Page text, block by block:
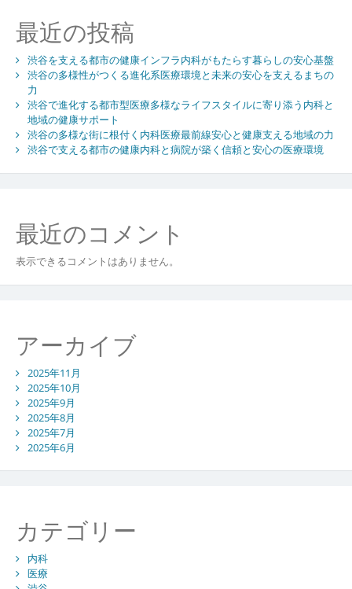
ョ
ン
最近の投稿
渋谷を支える都市の健康インフラ内科がもたらす暮らしの安心基盤
渋谷の多様性がつくる進化系医療環境と未来の安心を支えるまちの
力
渋谷で進化する都市型医療多様なライフスタイルに寄り添う内科と
地域の健康サポート
渋谷の多様な街に根付く内科医療最前線安心と健康支える地域の力
渋谷で支える都市の健康内科と病院が築く信頼と安心の医療環境
最近のコメント
表示できるコメントはありません。
アーカイブ
2025年11月
2025年10月
2025年9月
2025年8月
2025年7月
2025年6月
カテゴリー
内科
医療